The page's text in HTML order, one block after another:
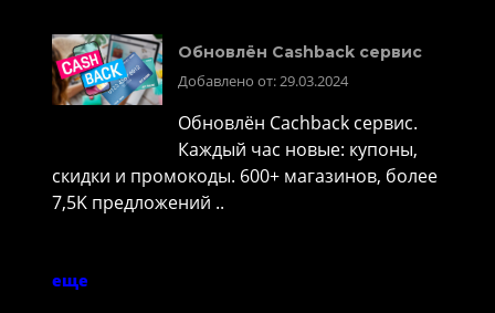
Обновлён Cashback сервис
Добавлено от: 29.03.2024
Обновлён Cachback сервис.
Каждый час новые: купоны,
скидки и промокоды. 600+ магазинов, более
7,5K предложений ..
еще